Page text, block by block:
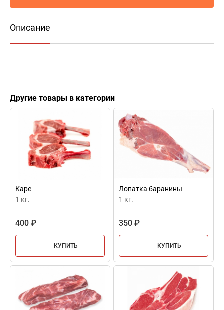
Описание
Другие товары в категории
Каре
1 кг.
400 ₽
КУПИТЬ
Лопатка баранины
1 кг.
350 ₽
КУПИТЬ